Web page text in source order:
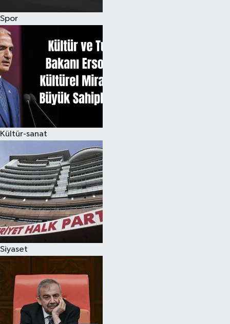
Spor
Kültür-sanat
Siyaset